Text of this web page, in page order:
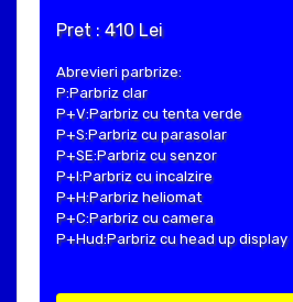
Pret : 410 Lei
Abrevieri parbrize:
P:Parbriz clar
P+V:Parbriz cu tenta verde
P+S:Parbriz cu parasolar
P+SE:Parbriz cu senzor
P+I:Parbriz cu incalzire
P+H:Parbriz heliomat
P+C:Parbriz cu camera
P+Hud:Parbriz cu head up display